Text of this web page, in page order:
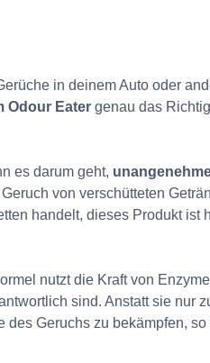
in deinem Auto oder
Odour Eater genau das
es darum geht,
von verschütteten
handelt, dieses Produkt ist
nutzt die Kraft von
sind. Anstatt sie nur
des Geruchs zu bekämpfen, so